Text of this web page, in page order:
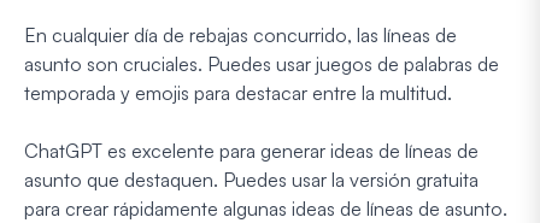
En cualquier día de rebajas concurrido, las líneas de
asunto son cruciales. Puedes usar juegos de palabras de
temporada y emojis para destacar entre la multitud.
ChatGPT es excelente para generar ideas de líneas de
asunto que destaquen. Puedes usar la versión gratuita
para crear rápidamente algunas ideas de líneas de asunto.